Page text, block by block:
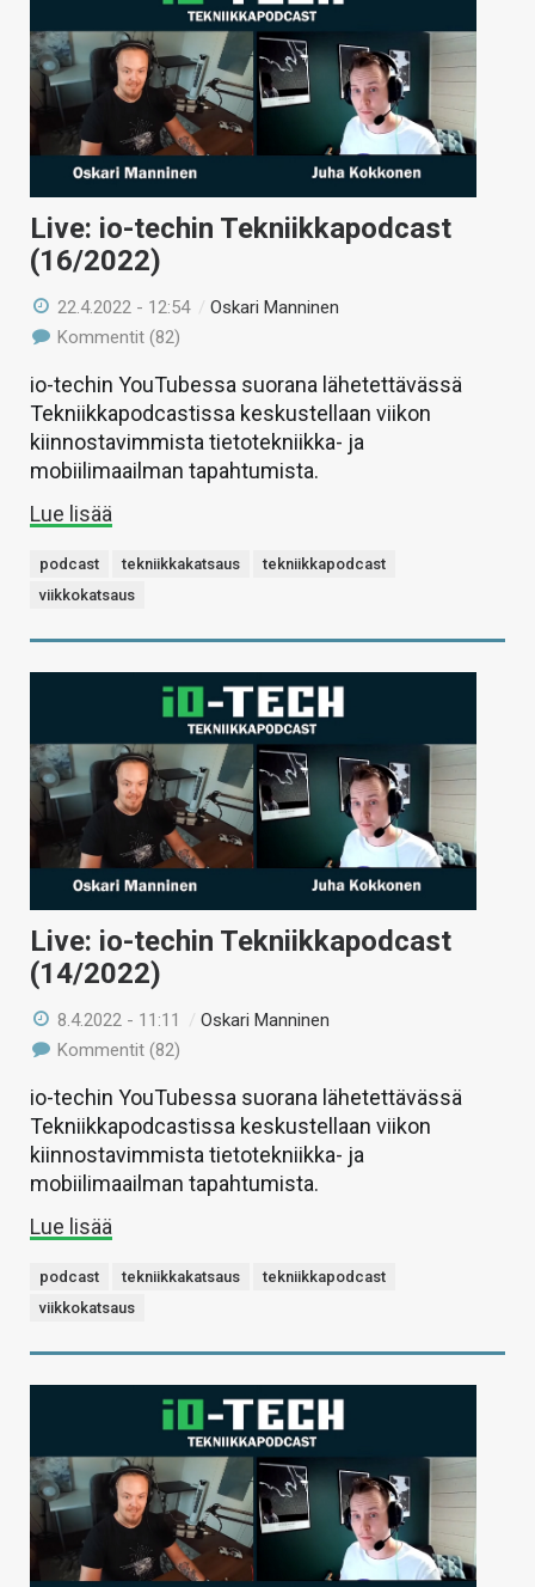
Live: io-techin Tekniikkapodcast
(16/2022)
22.4.2022 - 12:54 /Oskari Manninen
Kommentit (82)
io-techin YouTubessa suorana lähetettävässä
Tekniikkapodcastissa keskustellaan viikon
kiinnostavimmista tietotekniikka- ja
mobiilimaailman tapahtumista.
Lue lisää
podcast tekniikkakatsaus
tekniikkapodcast
viikkokatsaus
Live: io-techin Tekniikkapodcast
(14/2022)
8.4.2022 - 11:11 /Oskari Manninen
Kommentit (82)
io-techin YouTubessa suorana lähetettävässä
Tekniikkapodcastissa keskustellaan viikon
kiinnostavimmista tietotekniikka- ja
mobiilimaailman tapahtumista.
Lue lisää
podcast tekniikkakatsaus
tekniikkapodcast
viikkokatsaus